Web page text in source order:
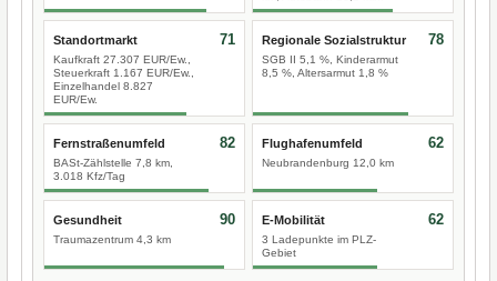
Standortmarkt
Kaufkraft 27.307 EUR/Ew.,
Steuerkraft 1.167 EUR/Ew.,
Einzelhandel 8.827
EUR/Ew.
71 Regionale Sozialstruktur
SGB II 5,1 %, Kinderarmut
8,5 %, Altersarmut 1,8 %
78
Fernstraßenumfeld
BASt-Zählstelle 7,8 km,
3.018 Kfz/Tag
82 Flughafenumfeld
Neubrandenburg 12,0 km
62
Gesundheit
Traumazentrum 4,3 km
90 E-Mobilität
3 Ladepunkte im PLZ-
Gebiet
62